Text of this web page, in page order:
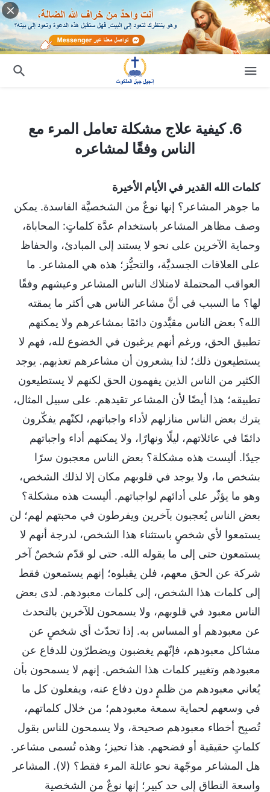
6. كيفية علاج مشكلة تعامل المرء مع
الناس وفقًا لمشاعره
كلمات الله القدير في الأيام الأخيرة
ما جوهر المشاعر؟ إنها نوعٌ من الشخصيَّة الفاسدة. يمكن
وصف مظاهر المشاعر باستخدام عدَّة كلماتٍ: المحاباة،
وحماية الآخرين على نحو لا يستند إلى المبادئ، والحفاظ
على العلاقات الجسديَّة، والتحيُّز؛ هذه هي المشاعر. ما
العواقب المحتملة لامتلاك الناس المشاعر وعيشهم وفقًا
لها؟ ما السبب في أنَّ مشاعر الناس هي أكثر ما يمقته
الله؟ بعض الناس مقيَّدون دائمًا بمشاعرهم ولا يمكنهم
تطبيق الحق، ورغم أنهم يرغبون في الخضوع لله، فهم لا
يستطيعون ذلك؛ لذا يشعرون أن مشاعرهم تعذبهم. يوجد
الكثير من الناس الذين يفهمون الحق لكنهم لا يستطيعون
تطبيقه؛ هذا أيضًا لأن المشاعر تقيدهم. على سبيل المثال،
يترك بعض الناس منازلهم لأداء واجباتهم، لكنّهم يفكّرون
دائمًا في عائلاتهم، ليلًا ونهارًا، ولا يمكنهم أداء واجباتهم
جيدًا. أليست هذه مشكلة؟ بعض الناس معجبون سرًا
بشخص ما، ولا يوجد في قلوبهم مكان إلا لذلك الشخص،
وهو ما يؤثّر على أدائهم لواجباتهم. أليست هذه مشكلة؟
بعض الناس يُعجبون بآخرين ويفرطون في محبتهم لهم؛ لن
يستمعوا لأي شخصٍ باستثناء هذا الشخص، لدرجة أنهم لا
يستمعون حتى إلى ما يقوله الله. حتى لو قدّم شخصٌ آخر
شركة عن الحق معهم، فلن يقبلوه؛ إنهم يستمعون فقط
إلى كلمات هذا الشخص، إلى كلمات معبودهم. لدى بعض
الناس معبود في قلوبهم، ولا يسمحون للآخرين بالتحدث
عن معبودهم أو المساس به. إذا تحدّث أي شخصٍ عن
مشاكل معبودهم، فإنّهم يغضبون ويضطرّون للدفاع عن
معبودهم وتغيير كلمات هذا الشخص. إنهم لا يسمحون بأن
يُعاني معبودهم من ظلمٍ دون دفاع عنه، ويفعلون كل ما
في وسعهم لحماية سمعة معبودهم؛ من خلال كلماتهم،
تُصبِح أخطاء معبودهم صحيحة، ولا يسمحون للناس بقول
كلماتٍ حقيقية أو فضحهم. هذا تحيز؛ وهذه تُسمى مشاعر.
هل المشاعر موجّهة نحو عائلة المرء فقط؟ (لا). المشاعر
واسعة النطاق إلى حد كبير؛ إنها نوعٌ من الشخصية